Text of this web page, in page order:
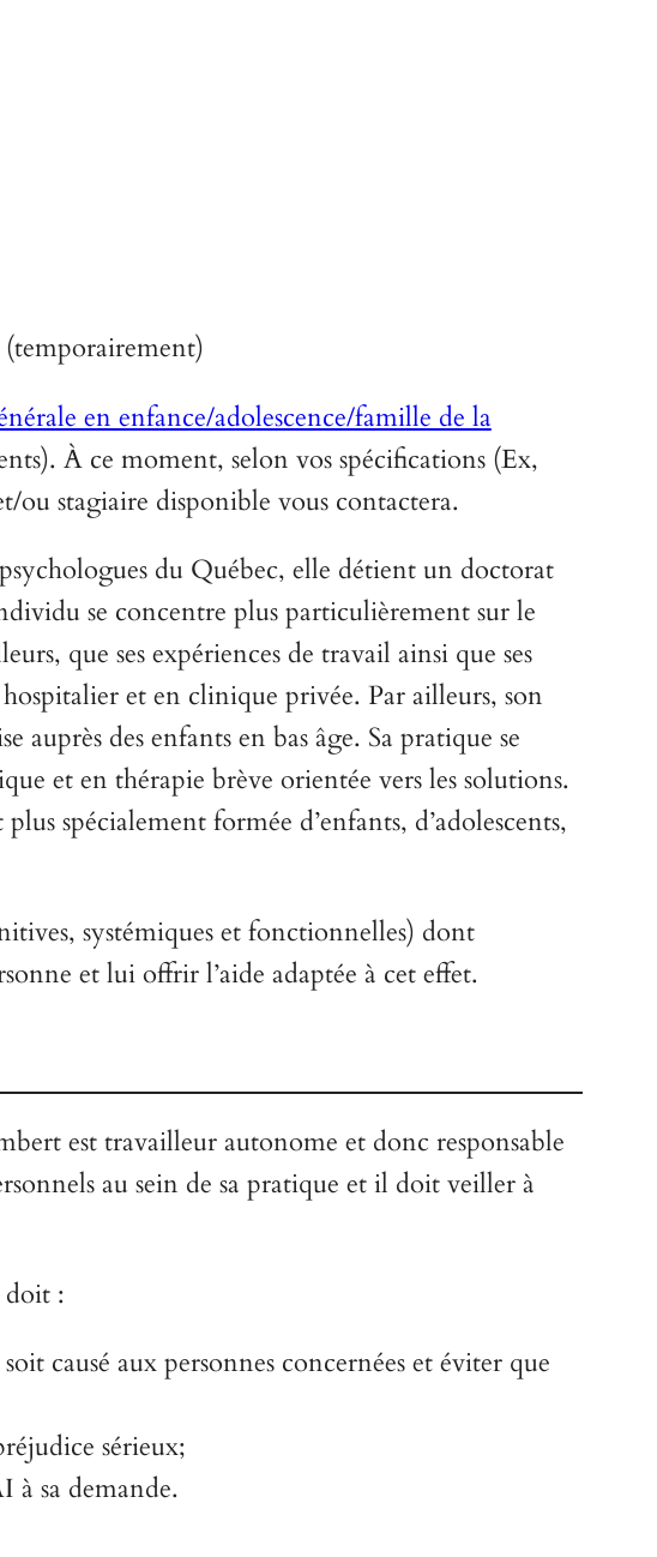
en enfance/adolescence/famille de la
À ce moment, selon vos spécifications (Ex,
ou stagiaire disponible vous contactera.
du Québec, elle détient un doctorat
se concentre plus particulièrement sur le
que ses expériences de travail ainsi que ses
et en clinique privée. Par ailleurs, son
des enfants en bas âge. Sa pratique se
et en thérapie brève orientée vers les solutions.
spécialement formée d’enfants, d’adolescents,
systémiques et fonctionnelles) dont
et lui offrir l’aide adaptée à cet effet.
est travailleur autonome et donc responsable
au sein de sa pratique et il doit veiller à
doit :
causé aux personnes concernées et éviter que
sérieux;
à sa demande.